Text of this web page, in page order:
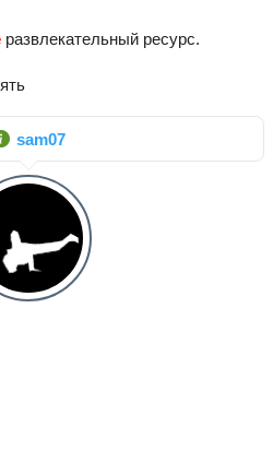
развлекательный ресурс.
sam07